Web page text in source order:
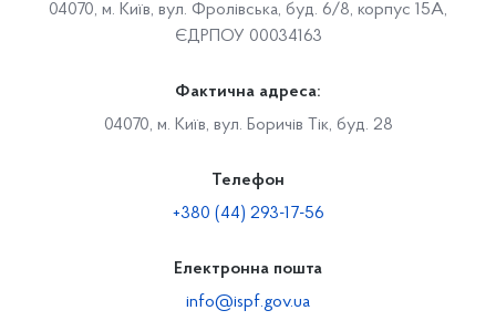
04070, м. Київ, вул. Фролівська, буд. 6/8, корпус 15А,
ЄДРПОУ 00034163
Фактична адреса:
04070, м. Київ, вул. Боричів Тік, буд. 28
Телефон
+380 (44) 293-17-56
Електронна пошта
info@ispf.gov.ua